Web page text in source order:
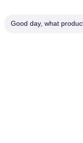
Το πλαστικό έντυσε
Good day, what